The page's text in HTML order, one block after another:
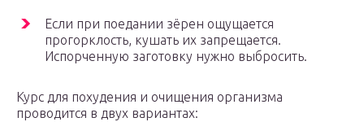
Если при поедании зёрен ощущается
прогорклость, кушать их запрещается.
Испорченную заготовку нужно выбросить.
Курс для похудения и очищения организма
проводится в двух вариантах: